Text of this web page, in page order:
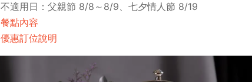
不適用日：父親節 8/8～8/9、七夕情人節 8/19
餐點內容
優惠訂位說明